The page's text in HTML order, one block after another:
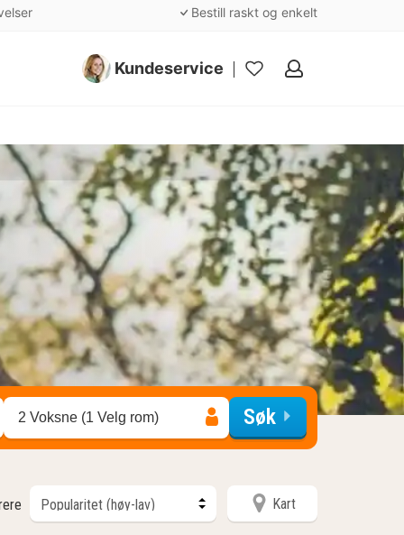
Bestill raskt og enkelt
Kundeservice
Mine
2 Voksne (1 Velg rom) Søk
Kart